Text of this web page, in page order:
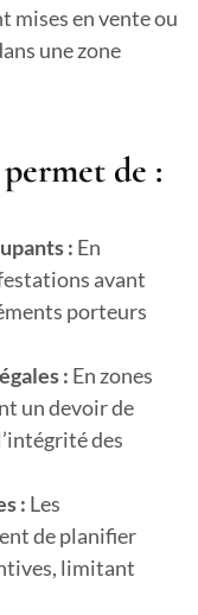
mises en vente ou
une zone
de :
: En
avant
porteurs
: En zones
un devoir de
des
: Les
de planifier
limitant